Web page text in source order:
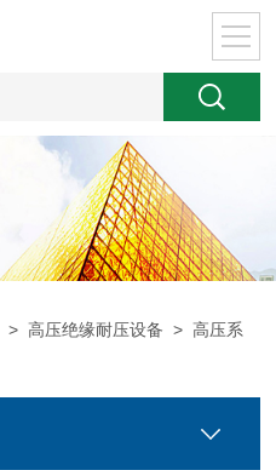
>高压绝缘耐压设备 >高压系